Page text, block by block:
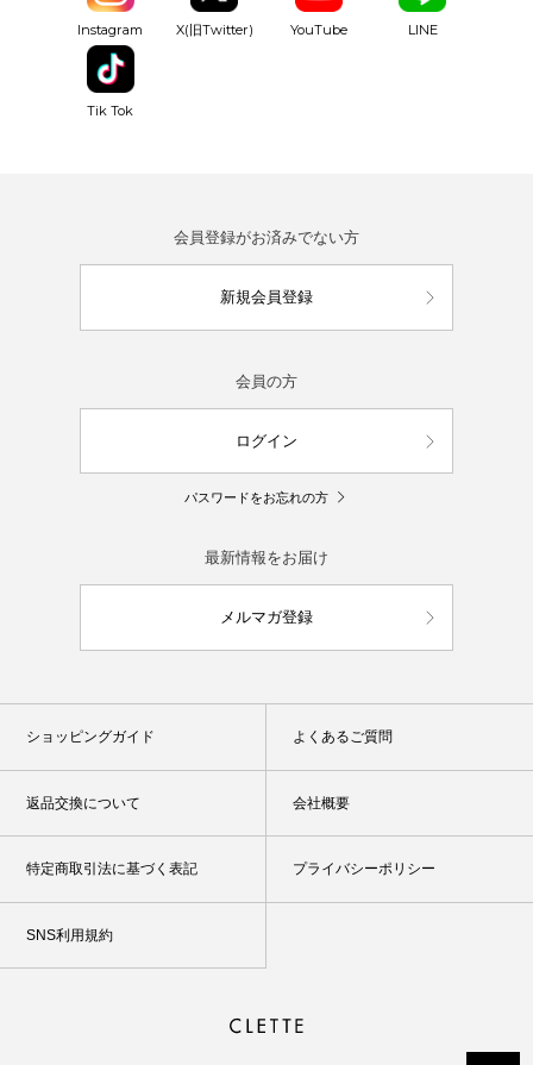
Instagram X(旧Twitter) YouTube LINE
Tik Tok
会員登録がお済みでない方
新規会員登録
会員の方
ログイン
パスワードをお忘れの方
最新情報をお届け
メルマガ登録
ショッピングガイド よくあるご質問
返品交換について 会社概要
特定商取引法に基づく表記 プライバシーポリシー
SNS利用規約